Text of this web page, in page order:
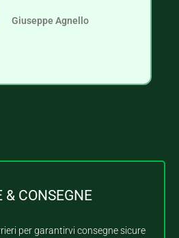
Giuseppe Agnello
& CONSEGNE
per garantirvi consegne sicure